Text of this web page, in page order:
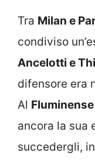
Tra Milan e
condiviso
Ancelotti e
difensore era
Al Fluminense
ancora la sua
succedergli,